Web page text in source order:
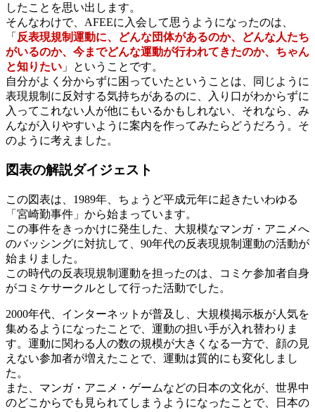
したことを思い出します。
そんなわけで、AFEEに入会して思うようになったのは、
「 反表現規制運動に、どんな団体があるのか、どんな人たち
がいるのか、今までどんな運動が行われてきたのか、ちゃん
と知りたい 」ということです。
自分がよく分からずに困っていたということは、同じように
表現規制に反対する気持ちがあるのに、入り口がわからずに
入ってこれない人が他にもいるかもしれない、それなら、み
んなが入りやすいように案内を作ってみたらどうだろう。そ
のように考えました。
図表の解説ダイジェスト
この図表は、1989年、ちょうど平成元年に起きたいわゆる
「宮崎勤事件」から始まっています。
この事件をきっかけに発生した、大規模なマンガ・アニメへ
のバッシングに対抗して、90年代の反表現規制運動の活動が
始まりました。
この時代の反表現規制運動を担ったのは、コミケ参加者自身
がコミケサークルとして行った活動でした。
2000年代、インターネットが普及し、大規模掲示板が人気を
集めるようになったことで、運動の担い手が入れ替わりま
す。運動に関わる人の数の規模が大きくなる一方で、顔の見
えない参加者が増えたことで、運動は質的にも変化しまし
た。
また、マンガ・アニメ・ゲームなどの日本の文化が、世界中
のどこからでも見られてしまうようになったことで、日本の